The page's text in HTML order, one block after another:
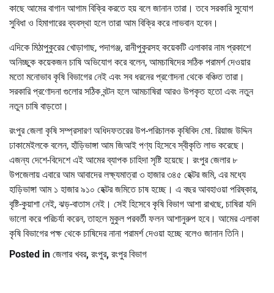
কাছে আমের বাগান আগাম বিক্রি করতে হয় বলে জানান তারা। তবে সরকারি সুযোগ
সুবিধা ও হিমাগারের ব্যবস্থা হলে তারা আম বিক্রি করে লাভবান হবেন।
এদিকে মিঠাপুকুরের খোড়াগাছ, পদাগঞ্জ, রানীপুকুরসহ কয়েকটি এলাকার নাম প্রকাশে
অনিচ্ছুক কয়েকজন চাষি অভিযোগ করে বলেন, আমচাষিদের সঠিক পরামর্শ দেওয়ার
মতো মনোভাব কৃষি বিভাগের নেই এবং সব ধরনের প্রণোদনা থেকে বঞ্চিত তারা।
সরকারি প্রণোদনা গুলোর সঠিক বন্টন হলে আমচাষিরা আরও উপকৃত হতো এবং নতুন
নতুন চাষি বাড়তো।
রংপুর জেলা কৃষি সম্প্রসারণ অধিদফতরের উপ-পরিচালক কৃষিবিদ মো. রিয়াজ উদ্দিন
ঢাকামেইলকে বলেন, হাঁড়িভাঙ্গা আম জিআই পণ্য হিসেবে স্বীকৃতি লাভ করেছে।
এজন্য দেশে-বিদেশে এই আমের ব্যাপক চাহিদা সৃষ্টি হয়েছে। রংপুর জেলার ৮
উপজেলায় এবারে আম আবাদের লক্ষ্যমাত্রা ৩ হাজার ৩৪৫ হেক্টর জমি, এর মধ্যে
হাড়িভাঙ্গা আম ১ হাজার ৯১০ হেক্টর জমিতে চাষ হচ্ছে। এ বছর আবহাওয়া পরিষ্কার,
বৃষ্টি-কুয়াশা নেই, ঝড়-বাতাস নেই। সেই হিসেবে কৃষি বিভাগ আশা রাখছে, চাষিরা যদি
ভালো করে পরিচর্যা করেন, তাহলে মুকুল পরবর্তী ফলন আশানুরুপ হবে। আমের এলাকা
কৃষি বিভাগের পক্ষ থেকে চাষিদের নানা পরামর্শ দেওয়া হচ্ছে বলেও জানান তিনি।
Posted in জেলার খবর, রংপুর, রংপুর বিভাগ